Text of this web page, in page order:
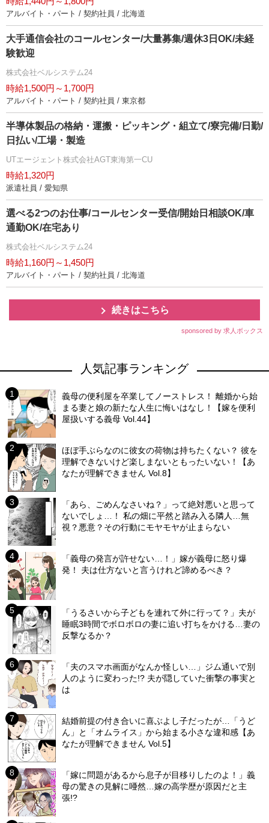
アルバイト・パート / 契約社員 / 北海道
大手通信会社のコールセンター/大量募集/週休3日OK/未経
験歓迎
株式会社ベルシステム24
時給1,500円～1,700円
アルバイト・パート / 契約社員 / 東京都
半導体製品の格納・運搬・ピッキング・組立て/寮完備/日勤/
日払い/工場・製造
UTエージェント株式会社AGT東海第一CU
時給1,320円
派遣社員 / 愛知県
選べる2つのお仕事/コールセンター受信/開始日相談OK/車
通勤OK/在宅あり
株式会社ベルシステム24
時給1,160円～1,450円
アルバイト・パート / 契約社員 / 北海道
続きはこちら
sponsored by 求人ボックス
人気記事ランキング
義母の便利屋を卒業してノーストレス！ 離婚から始
まる妻と娘の新たな人生に悔いはなし！【嫁を便利
屋扱いする義母 Vol.44】
ほぼ手ぶらなのに彼女の荷物は持ちたくない？ 彼を
理解できないけど楽しまないともったいない！【あ
なたが理解できません Vol.8】
「あら、ごめんなさいね？」って絶対悪いと思って
ないでしょ…！ 私の畑に平然と踏み入る隣人…無
視？悪意？その行動にモヤモヤが止まらない
「義母の発言が許せない…！」嫁が義母に怒り爆
発！ 夫は仕方ないと言うけれど諦めるべき？
「うるさいから子どもを連れて外に行って？」夫が
睡眠3時間でボロボロの妻に追い打ちをかける…妻の
反撃なるか？
「夫のスマホ画面がなんか怪しい…」ジム通いで別
人のように変わった!? 夫が隠していた衝撃の事実と
は
結婚前提の付き合いに喜ぶよし子だったが…「うど
ん」と「オムライス」から始まる小さな違和感【あ
なたが理解できません Vol.5】
「嫁に問題があるから息子が目移りしたのよ！」義
母の驚きの見解に唖然…嫁の高学歴が原因だと主
張!?